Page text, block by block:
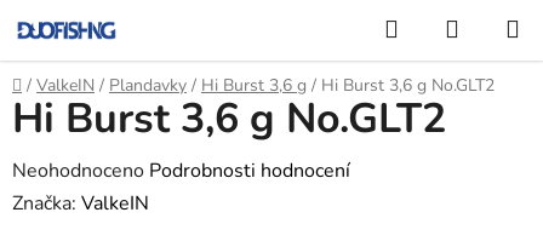
na
obsah
Hledat
KOŠÍK
Domů
/ ValkeIN / Plandavky / Hi Burst 3,6 g / Hi Burst 3,6 g No.GLT2
Hi Burst 3,6 g No.GLT2
Průměrné
hodnocení
Neohodnoceno Podrobnosti hodnocení
Značka: ValkeIN